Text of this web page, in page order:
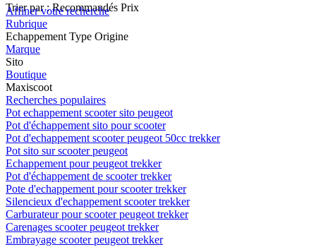
Trier par : Recommandés Prix
Affiner votre recherche
Rubrique
Echappement Type Origine
Marque
Sito
Boutique
Maxiscoot
Recherches populaires
Pot echappement scooter sito peugeot
Pot d'échappement sito pour scooter
Pot d'echappement scooter peugeot 50cc trekker
Pot sito sur scooter peugeot
Echappement pour peugeot trekker
Pot d'échappement de scooter trekker
Pote d'echappement pour scooter trekker
Silencieux d'echappement scooter trekker
Carburateur pour scooter peugeot trekker
Carenages scooter peugeot trekker
Embrayage scooter peugeot trekker